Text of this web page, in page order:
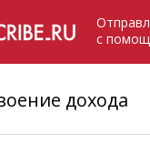
с
дохода